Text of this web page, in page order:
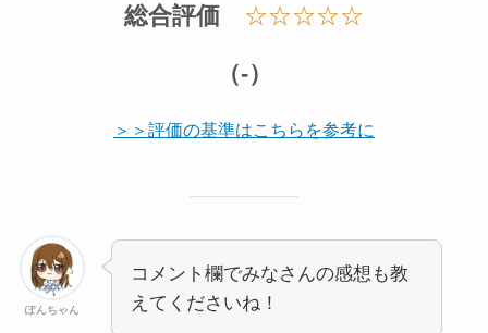
総合評価 ☆☆☆☆☆
（-）
＞＞評価の基準はこちらを参考に
ぽんちゃん
コメント欄でみなさんの感想も教
えてくださいね！